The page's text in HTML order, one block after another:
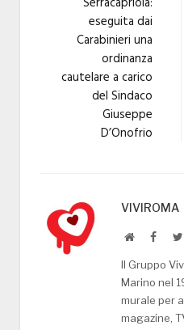
eseguita dai
Carabinieri una
ordinanza
cautelare a carico
del Sindaco
Giuseppe
D’Onofrio
VIVIROMA
Website
Il Gruppo
Marino nel
murale per
magazine,